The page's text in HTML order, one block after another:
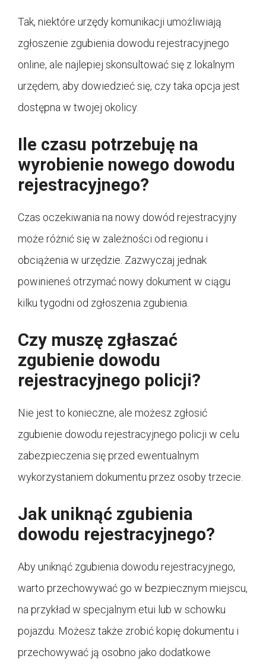
Tak, niektóre urzędy komunikacji umożliwiają
zgłoszenie zgubienia dowodu rejestracyjnego
online, ale najlepiej skonsultować się z lokalnym
urzędem, aby dowiedzieć się, czy taka opcja jest
dostępna w twojej okolicy.
Ile czasu potrzebuję na
wyrobienie nowego dowodu
rejestracyjnego?
Czas oczekiwania na nowy dowód rejestracyjny
może różnić się w zależności od regionu i
obciążenia w urzędzie. Zazwyczaj jednak
powinieneś otrzymać nowy dokument w ciągu
kilku tygodni od zgłoszenia zgubienia.
Czy muszę zgłaszać
zgubienie dowodu
rejestracyjnego policji?
Nie jest to konieczne, ale możesz zgłosić
zgubienie dowodu rejestracyjnego policji w celu
zabezpieczenia się przed ewentualnym
wykorzystaniem dokumentu przez osoby trzecie.
Jak uniknąć zgubienia
dowodu rejestracyjnego?
Aby uniknąć zgubienia dowodu rejestracyjnego,
warto przechowywać go w bezpiecznym miejscu,
na przykład w specjalnym etui lub w schowku
pojazdu. Możesz także zrobić kopię dokumentu i
przechowywać ją osobno jako dodatkowe